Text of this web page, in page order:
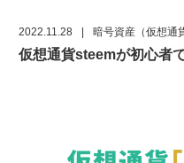
2022.11.28 暗号資産（仮想通
仮想通貨steemが初心者